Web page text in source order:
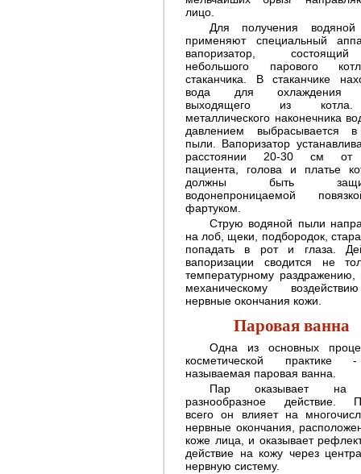
лицо.
Для получения
применяют специальный
вапоризатор,
небольшого парового
стаканчика. В стаканчике
вода для охлаждения
выходящего из
металлического наконечника
давлением выбрасывается
пыли. Вапоризатор
расстоянии 20-30 см от
пациента, голова и платье
должны быть
водонепроницаемой
фартуком.
Струю водяной пыли
на лоб, щеки, подбородок,
попадать в рот и глаза.
вапоризации сводится не
температурному раздражению,
механическому
нервные окончания кожи.
Паровая ванна
Одна из основных
косметической практике
называемая паровая ванна.
Пар оказывает на
разнообразное действие.
всего он влияет на
нервные окончания,
коже лица, и оказывает
действие на кожу через
нервную систему.